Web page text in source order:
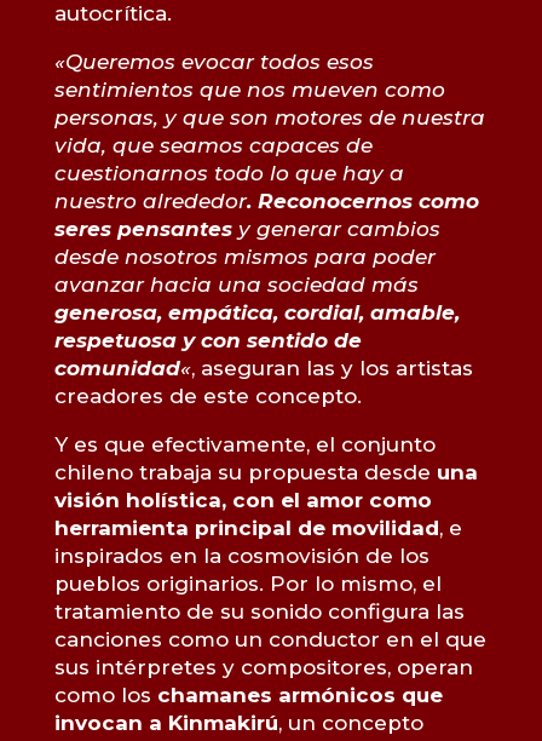
autocrítica.
«Queremos evocar todos esos
sentimientos que nos mueven como
personas, y que son motores de nuestra
vida, que seamos capaces de
cuestionarnos todo lo que hay a
nuestro alrededor. Reconocernos como
seres pensantesy generar cambios
desde nosotros mismos para poder
avanzar hacia una sociedad más
generosa, empática, cordial, amable,
respetuosa y con sentido de
comunidad«, aseguran las y los artistas
creadores de este concepto.
Y es que efectivamente, el conjunto
chileno trabaja su propuesta desde una
visión holística, con el amor como
herramienta principal de movilidad, e
inspirados en la cosmovisión de los
pueblos originarios. Por lo mismo, el
tratamiento de su sonido configura las
canciones como un conductor en el que
sus intérpretes y compositores, operan
como los chamanes armónicos que
invocan a Kinmakirú, un concepto